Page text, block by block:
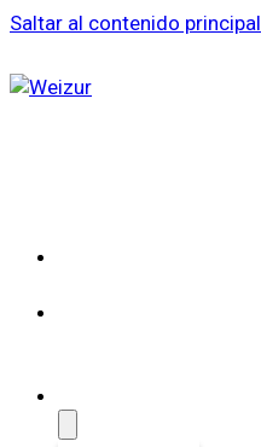
Saltar al contenido principal